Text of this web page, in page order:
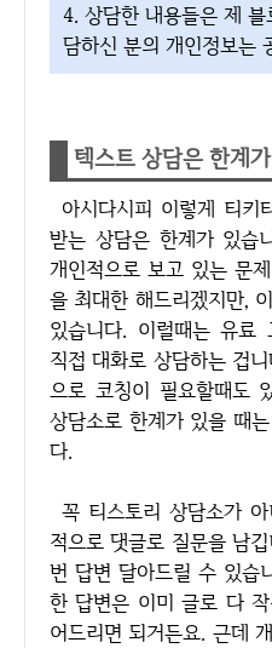
4. 상담한 내용들은 제
담하신 분의 개인정보는
텍스트 상담은 한계
아시다시피 이렇게 티키타카 댓글 혹은 메일로 주고
받는 상담은 한계가 있습
개인적으로 보고 있는 문
을 최대한 해드리겠지만,
있습니다. 이럴때는 유료
직접 대화로 상담하는 겁
으로 코칭이 필요할때도
상담소로 한계가 있을 때
다.
꼭 티스토리 상담소가 아니어도 가끔 어떤분은 주기
적으로 댓글로 질문을 남
번 답변 달아드릴 수 있습
한 답변은 이미 글로 다
어드리면 되거든요. 근데